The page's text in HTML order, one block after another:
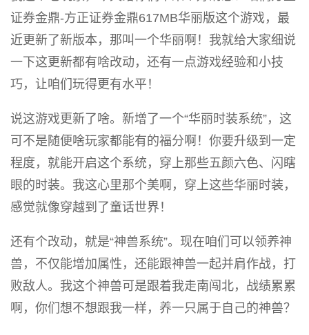
证券金鼎-方正证券金鼎617MB华丽版这个游戏，最
近更新了新版本，那叫一个华丽啊！我就给大家细说
一下这更新都有啥改动，还有一点游戏经验和小技
巧，让咱们玩得更有水平！
说这游戏更新了啥。新增了一个“华丽时装系统”，这
可不是随便啥玩家都能有的福分啊！你要升级到一定
程度，就能开启这个系统，穿上那些五颜六色、闪瞎
眼的时装。我这心里那个美啊，穿上这些华丽时装，
感觉就像穿越到了童话世界！
还有个改动，就是“神兽系统”。现在咱们可以领养神
兽，不仅能增加属性，还能跟神兽一起并肩作战，打
败敌人。我这个神兽可是跟着我走南闯北，战绩累累
啊，你们想不想跟我一样，养一只属于自己的神兽？